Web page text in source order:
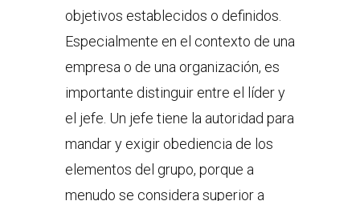
objetivos establecidos o definidos.
Especialmente en el contexto de una
empresa o de una organización, es
importante distinguir entre el líder y
el jefe. Un jefe tiene la autoridad para
mandar y exigir obediencia de los
elementos del grupo, porque a
menudo se considera superior a